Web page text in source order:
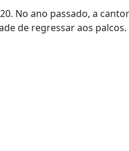
No ano passado, a
de regressar aos palcos.